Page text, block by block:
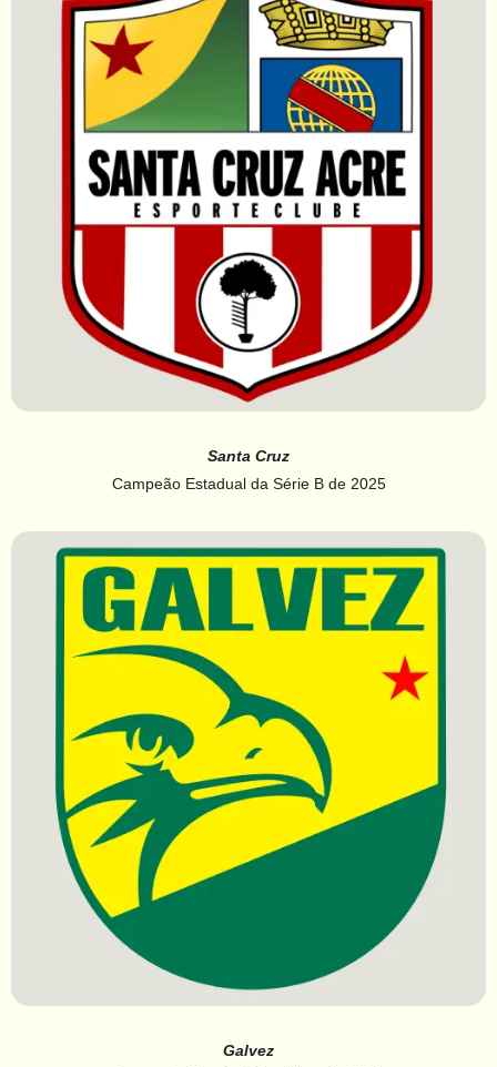
Santa Cruz
Campeão Estadual da Série B de 2025
Galvez